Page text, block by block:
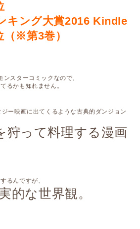
キング大賞2016 Kindle
※第3巻）
スターコミックなので、
るかも知れません。
ー映画に出てくるような古典的ダンジョン
狩って料理する漫画
るんですが、
的な世界観。